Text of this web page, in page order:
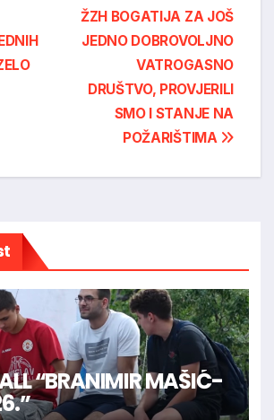
ŽZH BOGATIJA ZA JOŠ
JEDNO DOBROVOLJNO
VATROGASNO
DRUŠTVO, PROVJERILI
SMO I STANJE NA
POŽARIŠTIMA
“BRANIMIR MAŠIĆ-